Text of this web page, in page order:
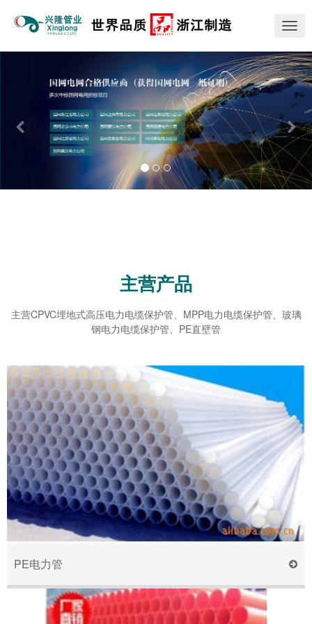
切
导
航
主营产品
主营CPVC埋地式高压电力电缆保护管、MPP电力电缆保护管、玻璃
钢电力电缆保护管、PE直壁管
PE电力管